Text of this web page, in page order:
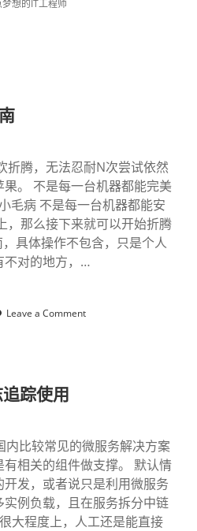
想的IT工程师
折腾，无法忍耐N次尝试依然
。 不是每一台机器都能完美
毛病 不是每一台机器都能安
，那么接下来就可以开始折腾
具体操作不包含，只是个人
不对的地方，…
Leave a Comment
踪使用
比较常见的微服务解决方案
相关的组件做支撑。 默认情
发，或者说只是利用微服务
例负载，且在服务拆分中链
大程度上，人工还是能直接